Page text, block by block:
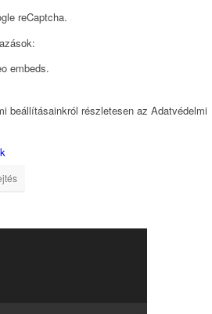
reCaptcha.
embeds.
beállításainkról részletesen az Adatvédelmi